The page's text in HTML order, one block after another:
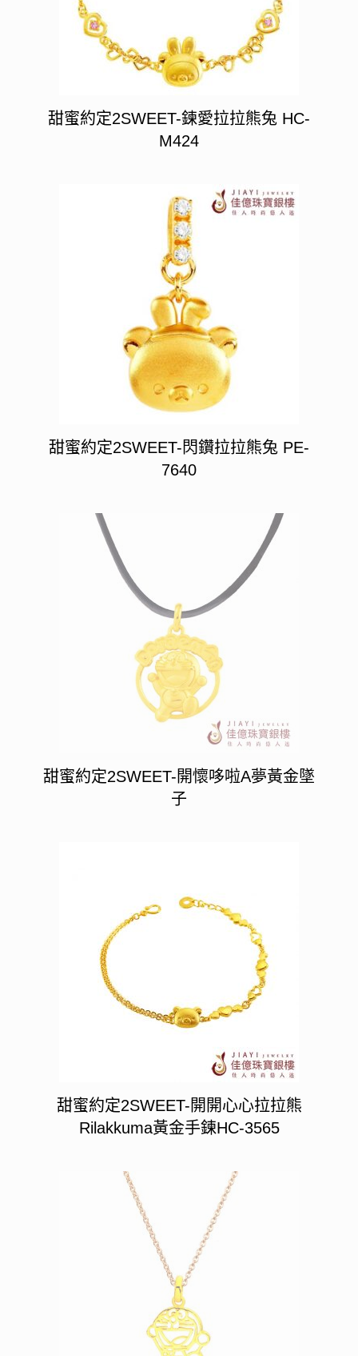
甜蜜約定2SWEET-鍊愛拉拉熊兔 HC-
M424
甜蜜約定2SWEET-閃鑽拉拉熊兔 PE-
7640
甜蜜約定2SWEET-開懷哆啦A夢黃金墜
子
甜蜜約定2SWEET-開開心心拉拉熊
Rilakkuma黃金手鍊HC-3565